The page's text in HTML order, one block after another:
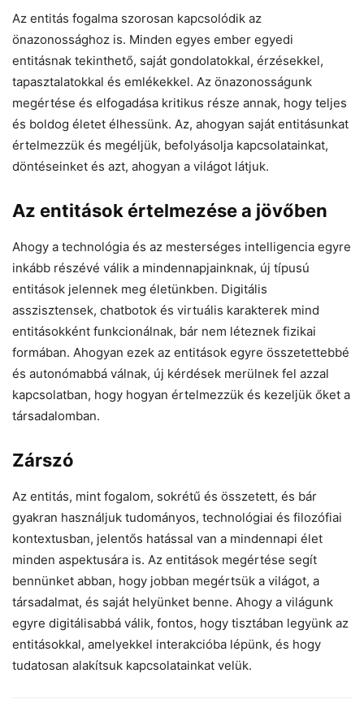
Az entitás fogalma szorosan kapcsolódik az
önazonossághoz is. Minden egyes ember egyedi
entitásnak tekinthető, saját gondolatokkal, érzésekkel,
tapasztalatokkal és emlékekkel. Az önazonosságunk
megértése és elfogadása kritikus része annak, hogy teljes
és boldog életet élhessünk. Az, ahogyan saját entitásunkat
értelmezzük és megéljük, befolyásolja kapcsolatainkat,
döntéseinket és azt, ahogyan a világot látjuk.
Az entitások értelmezése a jövőben
Ahogy a technológia és az mesterséges intelligencia egyre
inkább részévé válik a mindennapjainknak, új típusú
entitások jelennek meg életünkben. Digitális
asszisztensek, chatbotok és virtuális karakterek mind
entitásokként funkcionálnak, bár nem léteznek fizikai
formában. Ahogyan ezek az entitások egyre összetettebbé
és autonómabbá válnak, új kérdések merülnek fel azzal
kapcsolatban, hogy hogyan értelmezzük és kezeljük őket a
társadalomban.
Zárszó
Az entitás, mint fogalom, sokrétű és összetett, és bár
gyakran használjuk tudományos, technológiai és filozófiai
kontextusban, jelentős hatással van a mindennapi élet
minden aspektusára is. Az entitások megértése segít
bennünket abban, hogy jobban megértsük a világot, a
társadalmat, és saját helyünket benne. Ahogy a világunk
egyre digitálisabbá válik, fontos, hogy tisztában legyünk az
entitásokkal, amelyekkel interakcióba lépünk, és hogy
tudatosan alakítsuk kapcsolatainkat velük.